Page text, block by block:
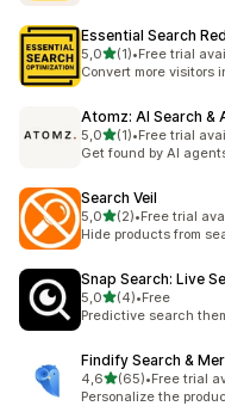
Essential Search
5,0/ 5 tähteä
(1)
1 arvostelua yhteensä
•Free trial
Convert more visitors
Atomz: AI Search &
5,0/ 5 tähteä
(1)
1 arvostelua yhteensä
•Free trial
Get found by AI
Search Veil
5,0/ 5 tähteä
(2)
2 arvostelua yhteensä
•Free trial
Hide products from
Snap Search: Live
5,0/ 5 tähteä
(4)
4 arvostelua yhteensä
•Free
Predictive search
Findify Search &
4,6/ 5 tähteä
(65)
65 arvostelua
•Free trial
Personalize the